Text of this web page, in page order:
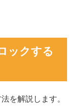
ックする
を解説します。